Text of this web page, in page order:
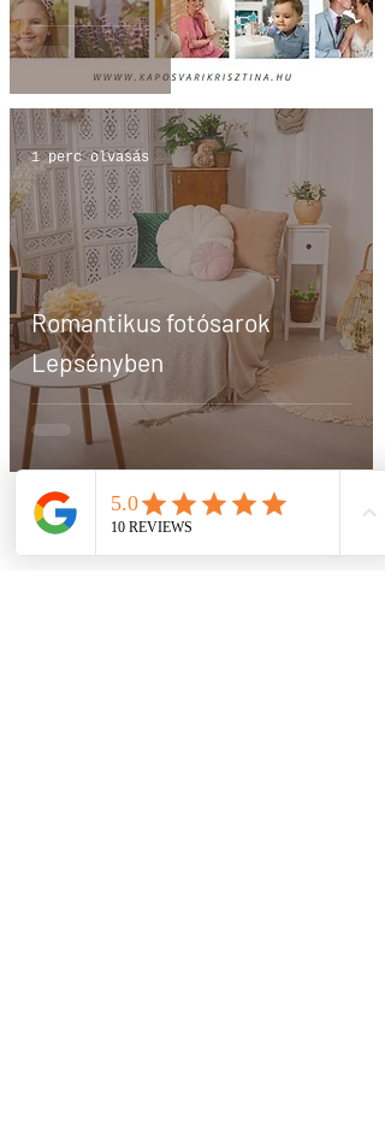
Romantikus fotósarok
Lepsényben
1 perc olvasás